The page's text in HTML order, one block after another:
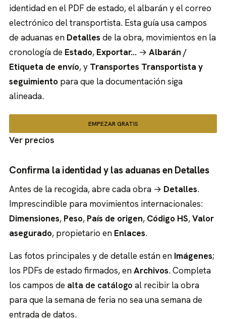
identidad en el PDF de estado, el albarán y el correo
electrónico del transportista. Esta guía usa campos
de aduanas en Detalles de la obra, movimientos en la
cronología de Estado, Exportar… →Albarán /
Etiqueta de envío, y Transportes Transportista y
seguimiento para que la documentación siga
alineada.
EMPEZAR GRATIS
Ver precios
Confirma la identidad y las aduanas en Detalles
Antes de la recogida, abre cada obra → Detalles.
Imprescindible para movimientos internacionales:
Dimensiones, Peso, País de origen, Código HS,Valor
asegurado, propietario en Enlaces.
Las fotos principales y de detalle están en Imágenes;
los PDFs de estado firmados, enArchivos. Completa
los campos de alta de catálogo al recibir la obra
para que la semana de feria no sea una semana de
entrada de datos.